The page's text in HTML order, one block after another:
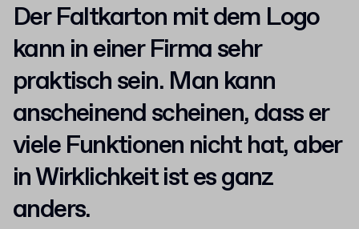
Der Faltkarton mit dem Logo
kann in einer Firma sehr
praktisch sein. Man kann
anscheinend scheinen, dass er
viele Funktionen nicht hat, aber
in Wirklichkeit ist es ganz
anders.